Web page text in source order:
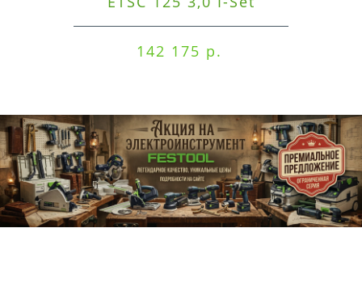
142 175 р.